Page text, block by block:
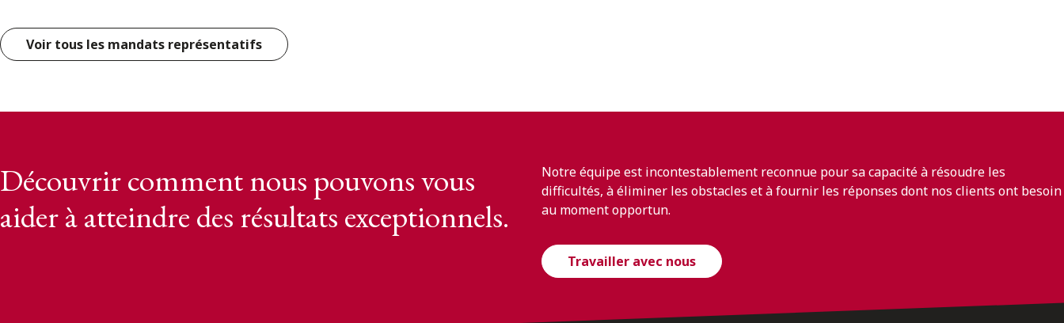
Voir tous les mandats représentatifs
Découvrir comment nous pouvons vous
aider à atteindre des résultats exceptionnels.
Notre équipe est incontestablement reconnue pour sa capacité à résoudre les
difficultés, à éliminer les obstacles et à fournir les réponses dont nos clients ont besoin
au moment opportun.
Travailler avec nous